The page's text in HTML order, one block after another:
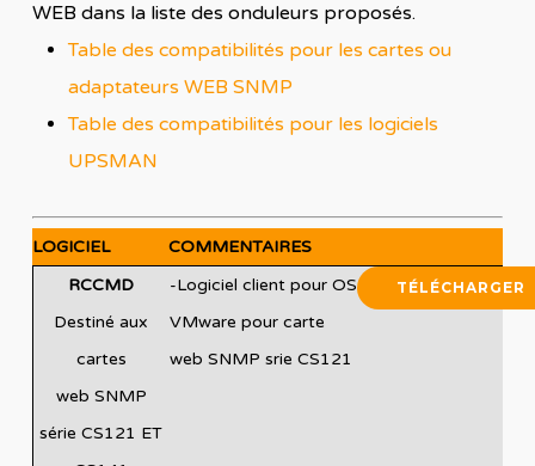
WEB dans la liste des onduleurs proposés.
Table des compatibilités pour les cartes ou
adaptateurs WEB SNMP
Table des compatibilités pour les logiciels
UPSMAN
LOGICIEL
COMMENTAIRES
RCCMD
Destiné aux
cartes
web SNMP
série CS121 ET
-Logiciel client pour OS
VMware pour carte
web SNMP srie CS121
TÉLÉCHARGER